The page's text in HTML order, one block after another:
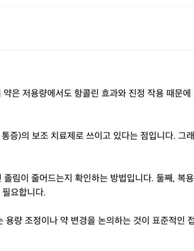
은 저용량에서도 항콜린 효과와 진정 작용 때
증)의 보조 치료제로 쓰이고 있다는 점입니다.
림이 줄어드는지 확인하는 방법입니다. 둘째,
요합니다.
량 조정이나 약 변경을 논의하는 것이 표준적